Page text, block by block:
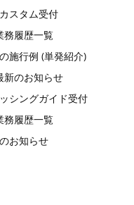
スタム受付
務履歴一覧
施行例 (単発紹介)
新のお知らせ
シングガイド受付
務履歴一覧
お知らせ